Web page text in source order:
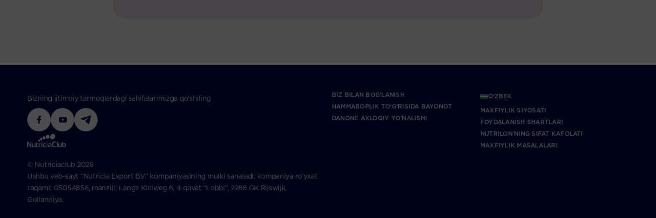
Bizning ijtimoiy tarmoqlardagi sahifalarimizga qo‘shiling
© Nutriciaclub 2026
Ushbu veb-sayt “Nutricia Export B.V.” kompaniyasining mulki sanaladi; kompaniya ro‘yxat
raqami: 05054856, manzili: Lange Kleiweg 6, 4-qavat “Lobbi”, 2288 GK Rijswijk,
Gollandiya.
BIZ BILAN BOG’LANISH
HAMMABOPLIK TO‘G‘RISIDA BAYONOT
DANONE AXLOQIY YO’NALISHI
O‘ZBEK
MAXFIYLIK SIYOSATI
FOYDALANISH SHARTLARI
NUTRILONʼNING SIFAT KAFOLATI
MAXFIYLIK MASALALARI